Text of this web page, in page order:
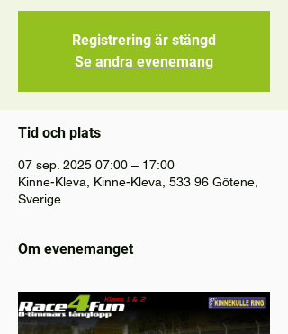
Registrering är stängd
Se andra evenemang
Tid och plats
07 sep. 2025 07:00 – 17:00
Kinne-Kleva, Kinne-Kleva, 533 96 Götene,
Sverige
Om evenemanget